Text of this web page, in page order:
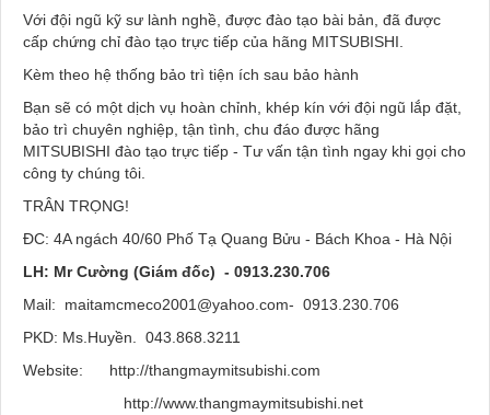
Với đội ngũ kỹ sư lành nghề, được đào tạo bài bản, đã được
cấp chứng chỉ đào tạo trực tiếp của hãng MITSUBISHI.
Kèm theo hệ thống bảo trì tiện ích sau bảo hành
Bạn sẽ có một dịch vụ hoàn chỉnh, khép kín với đội ngũ lắp đặt,
bảo trì chuyên nghiệp, tận tình, chu đáo được hãng
MITSUBISHI đào tạo trực tiếp - Tư vấn tận tình ngay khi gọi cho
công ty chúng tôi.
TRÂN TRỌNG!
ĐC: 4A ngách 40/60 Phố Tạ Quang Bửu - Bách Khoa - Hà Nội
LH: Mr Cường (Giám đốc) - 0913.230.706
Mail: maitamcmeco2001@yahoo.com- 0913.230.706
PKD: Ms.Huyền. 043.868.3211­
Website: http://thangmaymitsubishi.com
http://www.thangmaymitsubishi.net